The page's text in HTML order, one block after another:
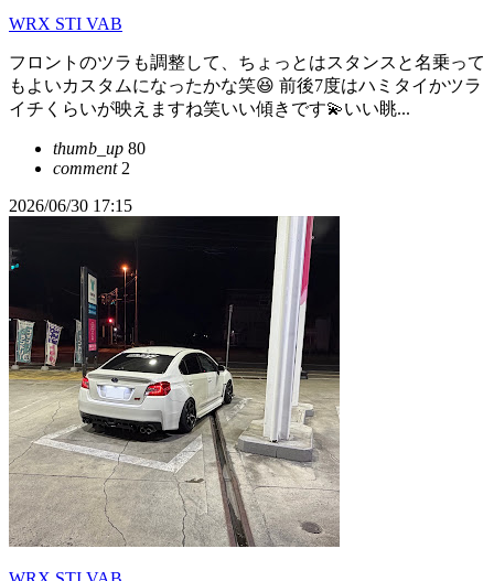
WRX STI VAB
フロントのツラも調整して、ちょっとはスタンスと名乗って
もよいカスタムになったかな笑😆 前後7度はハミタイかツラ
イチくらいが映えますね笑いい傾きです💫いい眺...
thumb_up 80
comment2
2026/06/30 17:15